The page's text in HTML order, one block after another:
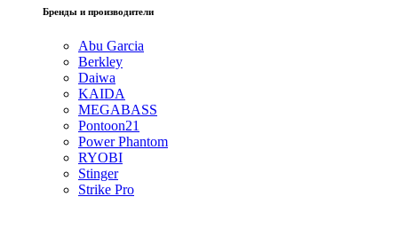
Бренды и производители
Abu Garcia
Berkley
Daiwa
KAIDA
MEGABASS
Pontoon21
Power Phantom
RYOBI
Stinger
Strike Pro